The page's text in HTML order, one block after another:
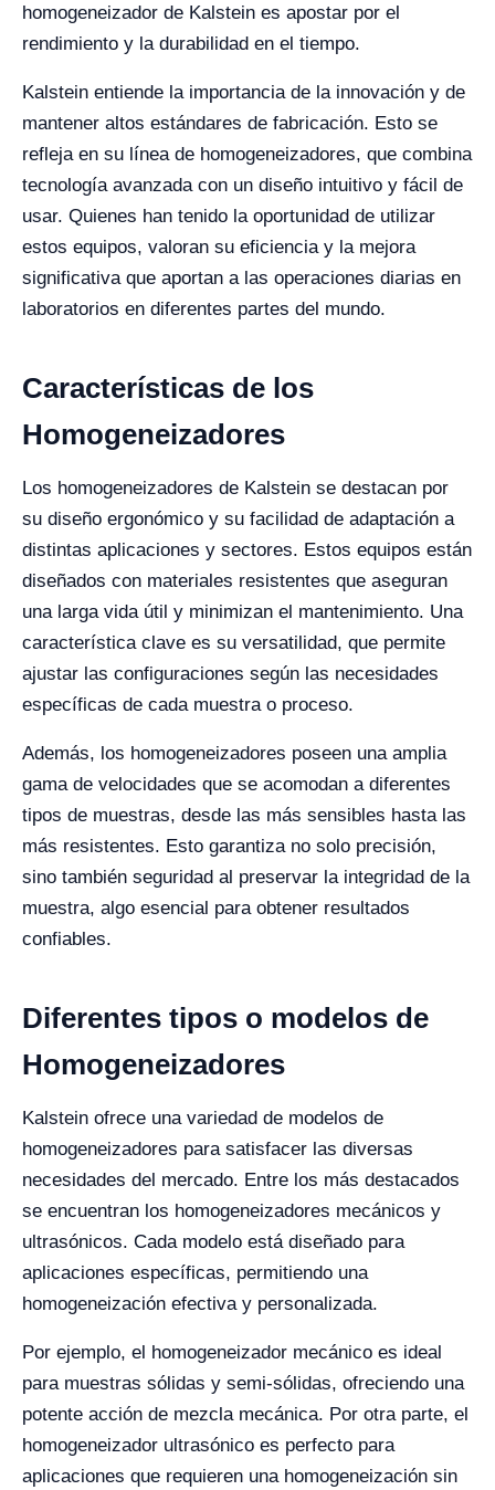
homogeneizador de Kalstein es apostar por el
rendimiento y la durabilidad en el tiempo.
Kalstein entiende la importancia de la innovación y de
mantener altos estándares de fabricación. Esto se
refleja en su línea de homogeneizadores, que combina
tecnología avanzada con un diseño intuitivo y fácil de
usar. Quienes han tenido la oportunidad de utilizar
estos equipos, valoran su eficiencia y la mejora
significativa que aportan a las operaciones diarias en
laboratorios en diferentes partes del mundo.
Características de los
Homogeneizadores
Los homogeneizadores de Kalstein se destacan por
su diseño ergonómico y su facilidad de adaptación a
distintas aplicaciones y sectores. Estos equipos están
diseñados con materiales resistentes que aseguran
una larga vida útil y minimizan el mantenimiento. Una
característica clave es su versatilidad, que permite
ajustar las configuraciones según las necesidades
específicas de cada muestra o proceso.
Además, los homogeneizadores poseen una amplia
gama de velocidades que se acomodan a diferentes
tipos de muestras, desde las más sensibles hasta las
más resistentes. Esto garantiza no solo precisión,
sino también seguridad al preservar la integridad de la
muestra, algo esencial para obtener resultados
confiables.
Diferentes tipos o modelos de
Homogeneizadores
Kalstein ofrece una variedad de modelos de
homogeneizadores para satisfacer las diversas
necesidades del mercado. Entre los más destacados
se encuentran los homogeneizadores mecánicos y
ultrasónicos. Cada modelo está diseñado para
aplicaciones específicas, permitiendo una
homogeneización efectiva y personalizada.
Por ejemplo, el homogeneizador mecánico es ideal
para muestras sólidas y semi-sólidas, ofreciendo una
potente acción de mezcla mecánica. Por otra parte, el
homogeneizador ultrasónico es perfecto para
aplicaciones que requieren una homogeneización sin